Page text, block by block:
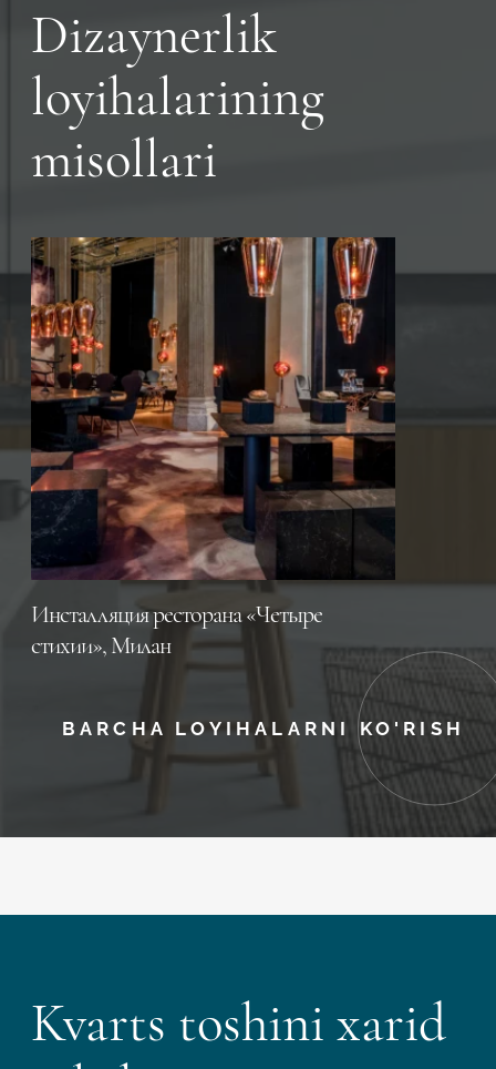
Dizaynerlik
loyihalarining
misollari
Инсталляция ресторана «Четыре
стихии», Милан
BARCHA LOYIHALARNI KO'RISH
Kvarts toshini xarid